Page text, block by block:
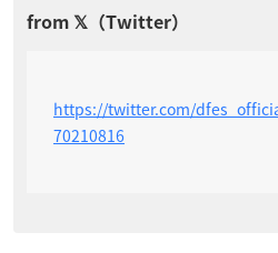
https://twitter.com/
70210816